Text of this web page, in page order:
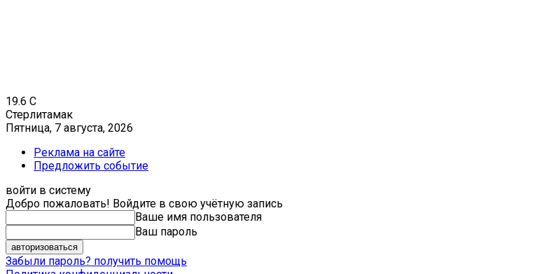
19.6 C
Стерлитамак
Пятница, 7 августа, 2026
Реклама на сайте
Предложить событие
войти в систему
Добро пожаловать! Войдите в свою учётную запись
Ваше имя пользователя
Ваш пароль
Забыли пароль? получить помощь